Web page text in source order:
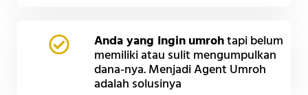
Anda yang Inginumrohtapi belum
memiliki atau sulit mengumpulkan
dana-nya. Menjadi Agent Umroh
adalah solusinya